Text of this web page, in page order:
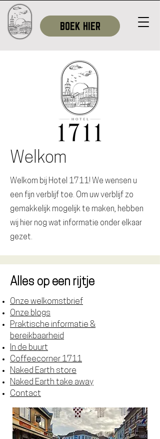
BOEK HIER
Welkom
Welkom bij Hotel 1711! We wensen u
een fijn verblijf toe. Om uw verblijf zo
gemakkelijk mogelijk te maken, hebben
wij hier nog wat informatie onder elkaar
gezet.
Alles op een rijtje
Onze welkomstbrief
Onze blogs
Praktische informatie &
bereikbaarheid
In de buurt
Coffeecorner 1711
Naked Earth store
Naked Earth take away
Contact